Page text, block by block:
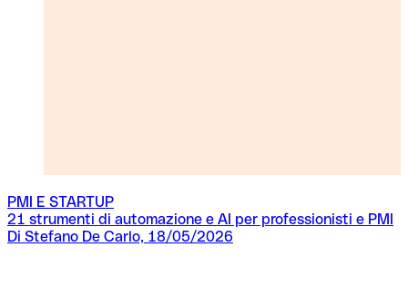
PMI E STARTUP
21 strumenti di automazione e AI per professionisti e PMI
Di Stefano De Carlo, 18/05/2026